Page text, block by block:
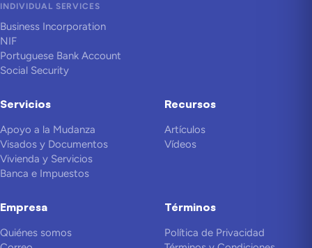
INDIVIDUAL SERVICES
Business Incorporation
NIF
Portuguese Bank Account
Social Security
Servicios
Apoyo a la Mudanza
Visados y Documentos
Vivienda y Servicios
Banca e Impuestos
Recursos
Artículos
Vídeos
Empresa
Quiénes somos
Términos
Política de Privacidad